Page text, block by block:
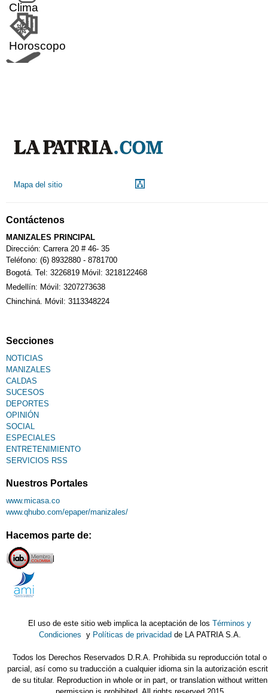
Clima
Horoscopo
Calendario Tributario
Sudoku
Mapa del sitio
Contáctenos
MANIZALES PRINCIPAL
Dirección: Carrera 20 # 46- 35
Teléfono: (6) 8932880 - 8781700
Bogotá. Tel: 3226819 Móvil: 3218122468
Medellín: Móvil: 3207273638
Chinchiná. Móvil: 3113348224
Secciones
NOTICIAS
MANIZALES
CALDAS
SUCESOS
DEPORTES
OPINIÓN
SOCIAL
ESPECIALES
ENTRETENIMIENTO
SERVICIOS RSS
Nuestros Portales
www.micasa.co
www.qhubo.com/epaper/manizales/
Hacemos parte de:
El uso de este sitio web implica la aceptación de losTérminos y
Condiciones y Políticas de privacidad de LA PATRIA S.A.
Todos los Derechos Reservados D.R.A. Prohibida su reproducción total o
parcial, así como su traducción a cualquier idioma sin la autorización
de su titular. Reproduction in whole or in part, or translation without written